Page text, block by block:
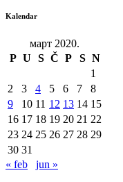
Kalendar
март 2020.
P U S Č P S N
1
2
3 4 5 6 7
8
9
10 11 12 13 14 15
16 17 18 19 20 21 22
23 24 25 26 27 28 29
30 31
« feb
jun »